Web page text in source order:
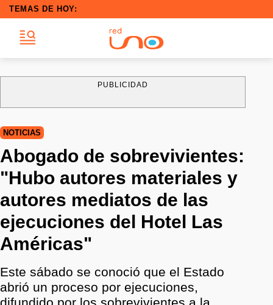
TEMAS DE HOY:
PUBLICIDAD
NOTICIAS
Abogado de sobrevivientes:
"Hubo autores materiales y
autores mediatos de las
ejecuciones del Hotel Las
Américas"
Este sábado se conoció que el Estado
abrió un proceso por ejecuciones,